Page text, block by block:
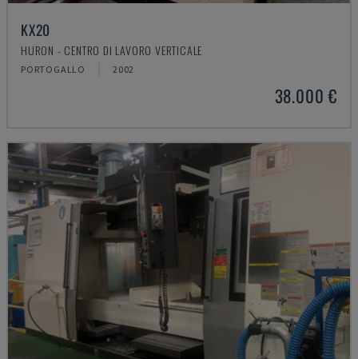
KX20
HURON - CENTRO DI LAVORO VERTICALE
PORTOGALLO 2002
38.000 €